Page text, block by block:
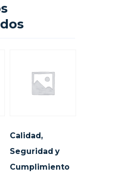
Calidad,
Seguridad y
Cumplimiento